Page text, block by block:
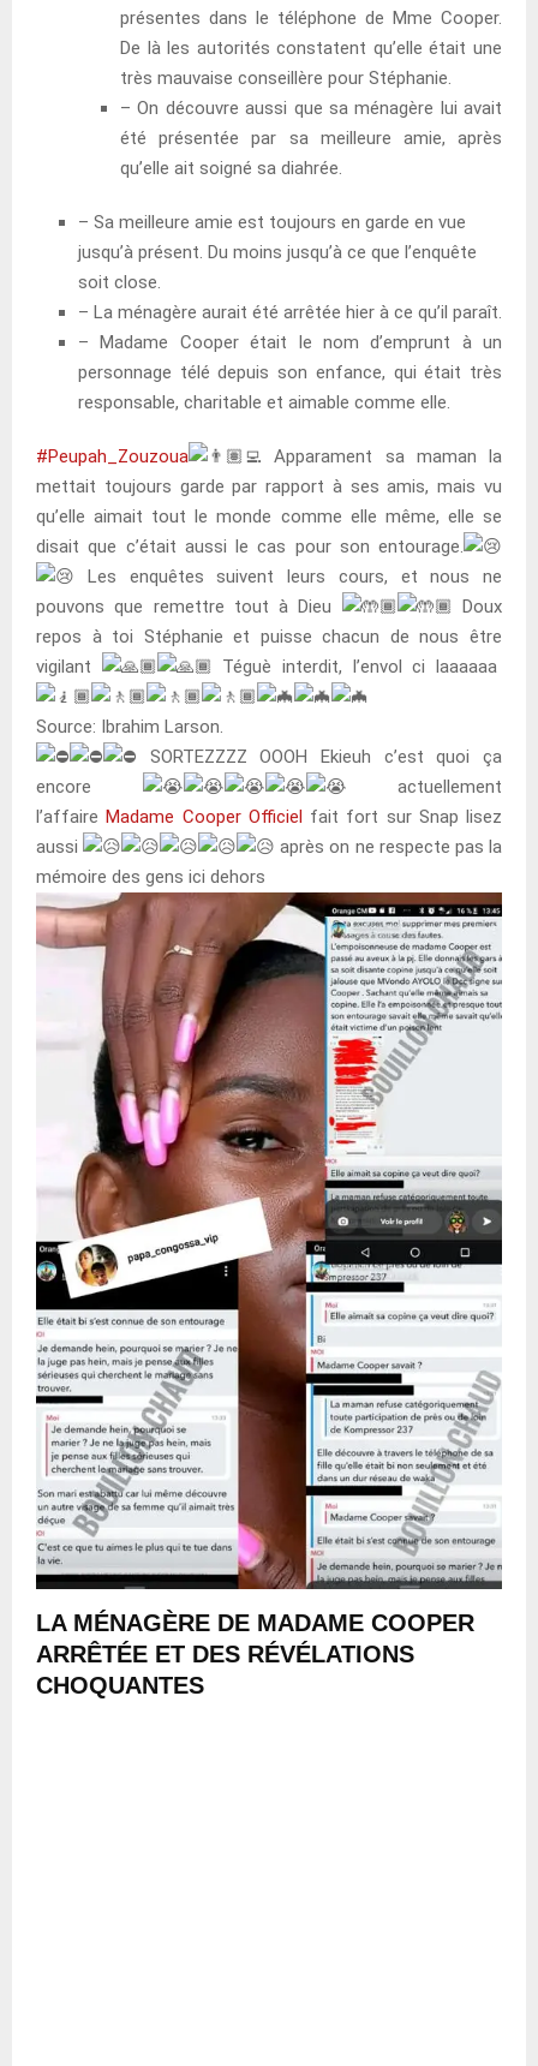
présentes dans le téléphone de Mme Cooper.
De là les autorités constatent qu’elle était une
très mauvaise conseillère pour Stéphanie.
– On découvre aussi que sa ménagère lui avait
été présentée par sa meilleure amie, après
qu’elle ait soigné sa diahrée.
– Sa meilleure amie est toujours en garde en vue
jusqu’à présent. Du moins jusqu’à ce que l’enquête
soit close.
– La ménagère aurait été arrêtée hier à ce qu’il paraît.
– Madame Cooper était le nom d’emprunt à un
personnage télé depuis son enfance, qui était très
responsable, charitable et aimable comme elle.
#Peupah_Zouzoua
Apparament sa maman la
mettait toujours garde par rapport à ses amis, mais vu
qu’elle aimait tout le monde comme elle même, elle se
disait que c’était aussi le cas pour son entourage.
Les enquêtes suivent leurs cours, et nous ne
pouvons que remettre tout à Dieu
Doux
repos à toi Stéphanie et puisse chacun de nous être
vigilant
Téguè interdit, l’envol ci laaaaaa
Source: Ibrahim Larson.
SORTEZZZZ OOOH Ekieuh c’est quoi ça
encore
actuellement
l’affaireMadame Cooper Officiel fait fort sur Snap lisez
aussi
après on ne respecte pas la
mémoire des gens ici dehors
LA MÉNAGÈRE DE MADAME COOPER
ARRÊTÉE ET DES RÉVÉLATIONS
CHOQUANTES